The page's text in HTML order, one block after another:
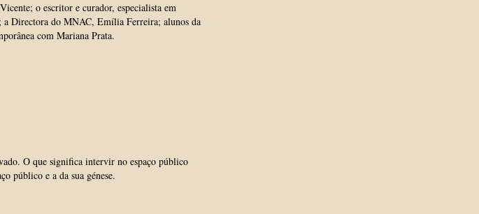
o escritor e curador, especialista em
a Directora do MNAC, Emília Ferreira; alunos da
com Mariana Prata.
O que significa intervir no espaço público
público e a da sua génese.